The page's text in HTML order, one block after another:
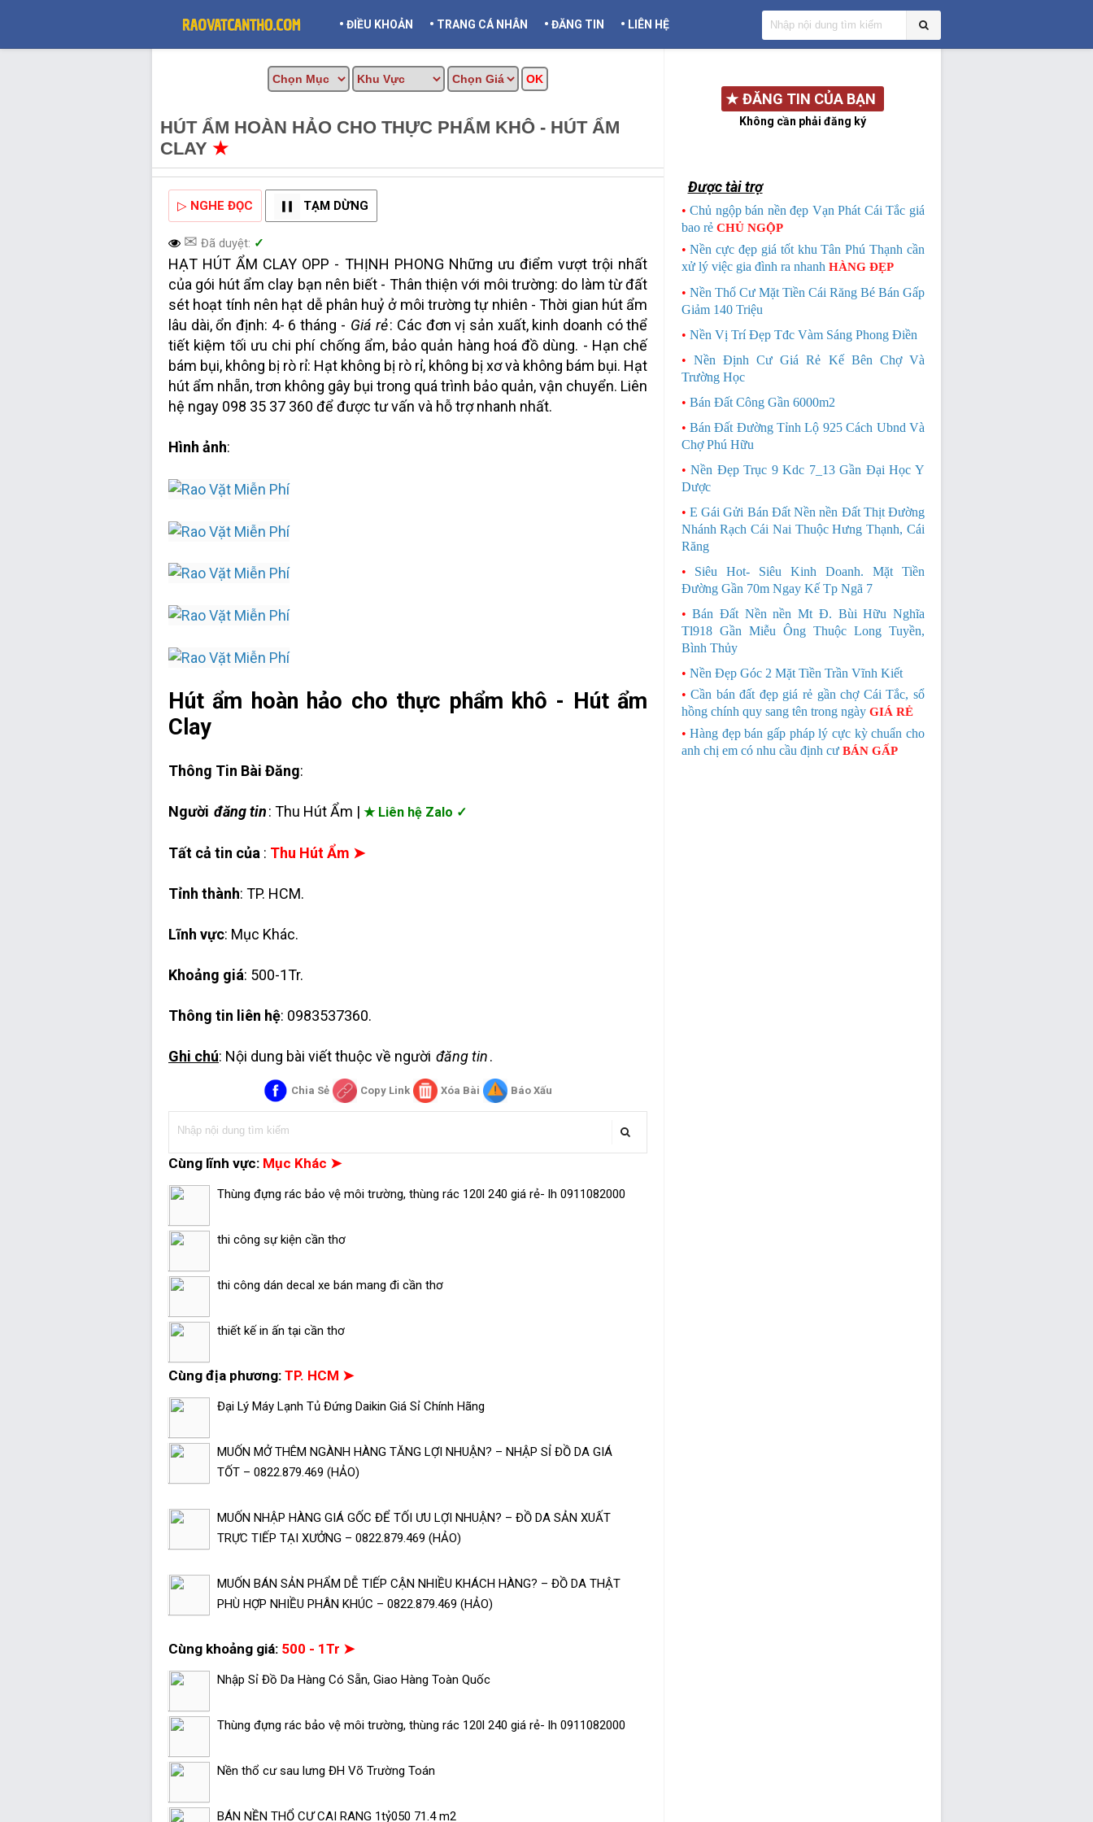
• ĐIỀU KHOẢN • TRANG CÁ NHÂN • ĐĂNG TIN • LIÊN HỆ
HÚT ẨM HOÀN HẢO CHO THỰC PHẨM KHÔ - HÚT ẨM
CLAY ★
▷ NGHE ĐỌC TẠM DỪNG
✉ Đã duyệt: ✓
HẠT HÚT ẨM CLAY OPP - THỊNH PHONG Những ưu điểm vượt trội nhất
của gói hút ẩm clay bạn nên biết - Thân thiện với môi trường: do làm từ đất
sét hoạt tính nên hạt dễ phân huỷ ở môi trường tự nhiên - Thời gian hút ẩm
lâu dài, ổn định: 4- 6 tháng - Giá rẻ: Các đơn vị sản xuất, kinh doanh có thể
tiết kiệm tối ưu chi phí chống ẩm, bảo quản hàng hoá đồ dùng. - Hạn chế
bám bụi, không bị rò rỉ: Hạt không bị rò rỉ, không bị xơ và không bám bụi. Hạt
hút ẩm nhẵn, trơn không gây bụi trong quá trình bảo quản, vận chuyển. Liên
hệ ngay 098 35 37 360 để được tư vấn và hỗ trợ nhanh nhất.
Hình ảnh:
Hút ẩm hoàn hảo cho thực phẩm khô - Hút ẩm
Clay
Thông Tin Bài Đăng:
Người đăng tin: Thu Hút Ẩm | ★ Liên hệ Zalo ✓
Tất cả tin của : Thu Hút Ẩm ➤
Tỉnh thành: TP. HCM.
Lĩnh vực: Mục Khác.
Khoảng giá: 500-1Tr.
Thông tin liên hệ: 0983537360.
Ghi chú: Nội dung bài viết thuộc về người đăng tin.
Chia Sẻ Copy Link Xóa Bài Báo Xấu
Cùng lĩnh vực: Mục Khác ➤
Thùng đựng rác bảo vệ môi trường, thùng rác 120l 240 giá rẻ- lh 0911082000
thi công sự kiện cần thơ
thi công dán decal xe bán mang đi cần thơ
thiết kế in ấn tại cần thơ
Cùng địa phương: TP. HCM ➤
Đại Lý Máy Lạnh Tủ Đứng Daikin Giá Sỉ Chính Hãng
MUỐN MỞ THÊM NGÀNH HÀNG TĂNG LỢI NHUẬN? – NHẬP SỈ ĐỒ DA GIÁ
TỐT – 0822.879.469 (HẢO)
MUỐN NHẬP HÀNG GIÁ GỐC ĐỂ TỐI ƯU LỢI NHUẬN? – ĐỒ DA SẢN XUẤT
TRỰC TIẾP TẠI XƯỞNG – 0822.879.469 (HẢO)
MUỐN BÁN SẢN PHẨM DỄ TIẾP CẬN NHIỀU KHÁCH HÀNG? – ĐỒ DA THẬT
PHÙ HỢP NHIỀU PHÂN KHÚC – 0822.879.469 (HẢO)
Cùng khoảng giá: 500 - 1Tr ➤
Nhập Sỉ Đồ Da Hàng Có Sẵn, Giao Hàng Toàn Quốc
Thùng đựng rác bảo vệ môi trường, thùng rác 120l 240 giá rẻ- lh 0911082000
Nền thổ cư sau lưng ĐH Võ Trường Toán
BÁN NỀN THỔ CƯ CAI RANG 1tỷ050 71.4 m2
★ ĐĂNG TIN CỦA BẠN
Không cần phải đăng ký
Được tài trợ
•Chủ ngộp bán nền đẹp Vạn Phát Cái Tắc giá
bao rẻ CHỦ NGỘP
•Nền cực đẹp giá tốt khu Tân Phú Thạnh cần
xử lý việc gia đình ra nhanh HÀNG ĐẸP
• Nền Thổ Cư Mặt Tiền Cái Răng Bé Bán Gấp
Giảm 140 Triệu
• Nền Vị Trí Đẹp Tđc Vàm Sáng Phong Điền
• Nền Định Cư Giá Rẻ Kế Bên Chợ Và
Trường Học
• Bán Đất Công Gần 6000m2
• Bán Đất Đường Tỉnh Lộ 925 Cách Ubnd Và
Chợ Phú Hữu
•Nền Đẹp Trục 9 Kdc 7_13 Gần Đại Học Y
Dược
• E Gái Gửi Bán Đất Nền nền Đất Thịt Đường
Nhánh Rạch Cái Nai Thuộc Hưng Thạnh, Cái
Răng
• Siêu Hot- Siêu Kinh Doanh. Mặt Tiền
Đường Gần 70m Ngay Kế Tp Ngã 7
•Bán Đất Nền nền Mt Đ. Bùi Hữu Nghĩa
Tl918 Gần Miễu Ông Thuộc Long Tuyền,
Bình Thủy
• Nền Đẹp Góc 2 Mặt Tiền Trần Vĩnh Kiết
•Cần bán đất đẹp giá rẻ gần chợ Cái Tắc, sổ
hồng chính quy sang tên trong ngày GIÁ RẺ
•Hàng đẹp bán gấp pháp lý cực kỳ chuẩn cho
anh chị em có nhu cầu định cư BÁN GẤP